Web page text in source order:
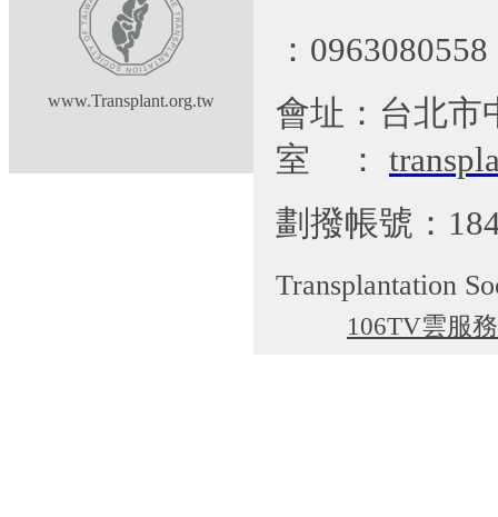
www.Transplant.org.tw
：
會址：台北市
室
：
劃撥帳號：
Transplantation
106TV雲服務